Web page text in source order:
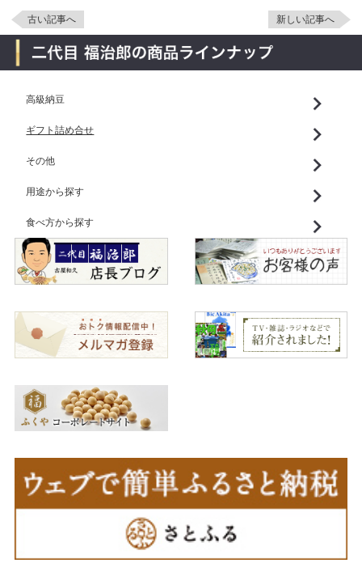
古い記事へ 新しい記事へ
高級納豆
ギフト詰め合せ
その他
用途から探す
食べ方から探す